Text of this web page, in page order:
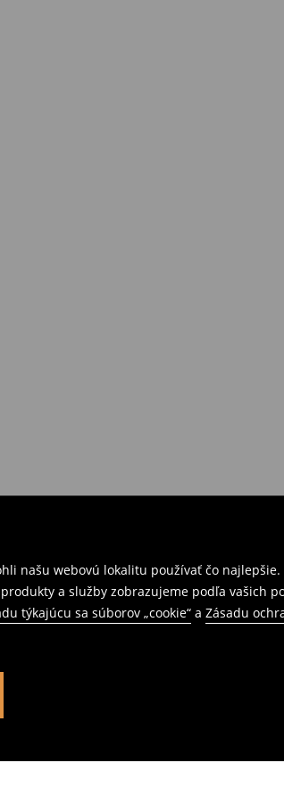
našu webovú lokalitu používať čo
a služby zobrazujeme podľa vašich
týkajúcu sa súborov „cookie“ a Zásadu